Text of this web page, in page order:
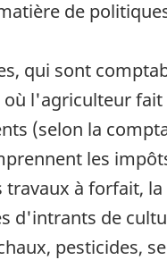
de
qui sont
l'agriculteur fait
(selon la
les
travaux à forfait,
d'intrants de
pesticides,